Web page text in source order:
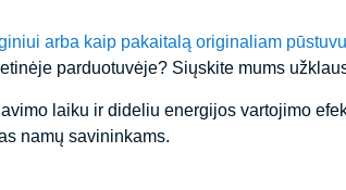
arba kaip pakaitalą originaliam
parduotuvėje? Siųskite mums
laiku ir dideliu energijos vartojimo
namų savininkams.